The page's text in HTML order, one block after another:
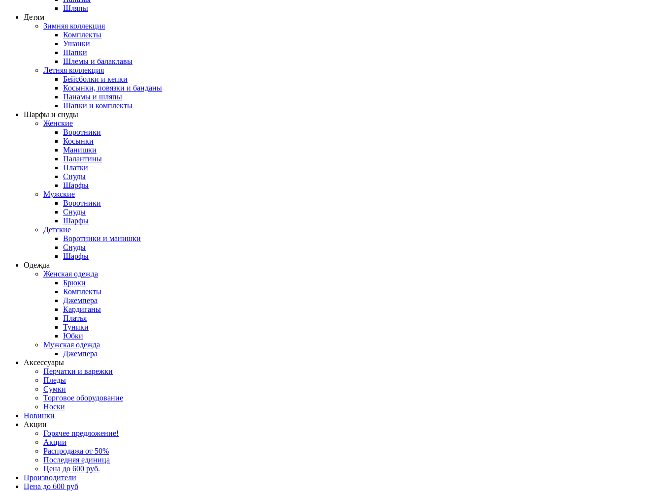
Шляпы
Детям
Зимняя коллекция
Комплекты
Ушанки
Шапки
Шлемы и балаклавы
Летняя коллекция
Бейсболки и кепки
Косынки, повязки и банданы
Панамы и шляпы
Шапки и комплекты
Шарфы и снуды
Женские
Воротники
Косынки
Манишки
Палантины
Платки
Снуды
Шарфы
Мужские
Воротники
Снуды
Шарфы
Детские
Воротники и манишки
Снуды
Шарфы
Одежда
Женская одежда
Брюки
Комплекты
Джемпера
Кардиганы
Платья
Туники
Юбки
Мужская одежда
Джемпера
Аксессуары
Перчатки и варежки
Пледы
Сумки
Торговое оборудование
Носки
Новинки
Акции
Горячее предложение!
Акции
Распродажа от 50%
Последняя единица
Цена до 600 руб.
Производители
Цена до 600 руб